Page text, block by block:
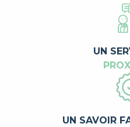
UN
UN SAVOIR